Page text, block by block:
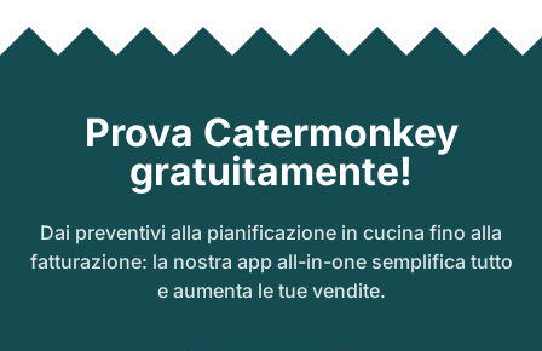
Prova Catermonkey
gratuitamente!
Dai preventivi alla pianificazione in cucina fino alla
fatturazione: la nostra app all-in-one semplifica tutto
e aumenta le tue vendite.